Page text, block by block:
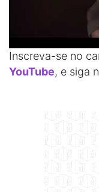
Inscreva-se no
YouTube, e siga